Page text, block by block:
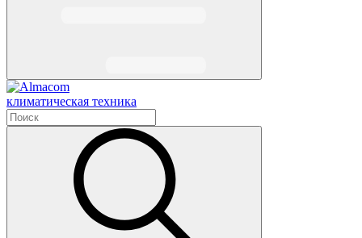
климатическая техника